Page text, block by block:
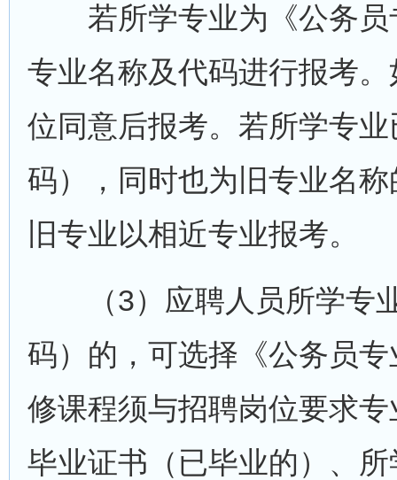
若所学专业为《公务员
专业名称及代码进行报考
位同意后报考。若所学专
码），同时也为旧专业名
旧专业以相近专业报考。
（3）应聘人员所学专业
码）的，可选择《公务员
修课程须与招聘岗位要求
毕业证书（已毕业的）、